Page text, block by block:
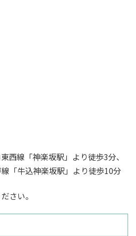
西線「神楽坂駅」より徒歩3分、
込神楽坂駅」より徒歩10分
さい。